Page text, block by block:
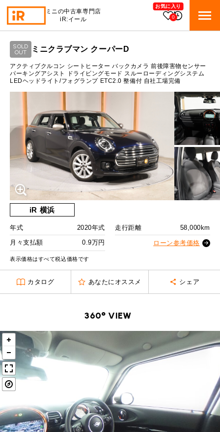
ミニの中古車専門店
iR:イール
お気に入り
0
BMW MINI BMWミニ 在庫検索
ROVER MINI ローバーミニ 在庫検索
TRADE 買取
TOP
iRの買取が他社よりも高い理由
売却手順
必要書類
iRで愛車を売却されたお客様の声
BMWミニ買取査定依頼
ローバーミニ買取査定依頼
MAINTENANCE メンテナンス
TOP
BMWミニ メンテナンス
ローバーミニ メンテナンス
最近の修理実績
BLOG & MEDIA ブログ＆メディア
TOP
スタッフブログ
User's Voice 購入者様の声
Movie
MINI KNOWLEDGE ミニナレッジ
BMWミニナレッジ
ローバーミニナレッジ
ABOUT iR iRについて
会社概要
MAP
RECRUIT 採用情報
工場
お問い合わせ
BMW MINIサービス工場
iR TECH FACTORY
ROVER MINIサービス工場
iR MAKERS
TEL
MAP
買取
査定依頼
購入相談
営業時間
10:00～18:00
定休日
月曜日（祝日の場合は火曜日）
月々支払額 1.4
総支払額 213.7 万円
頭金 30 万円
支払回数 84 回
ボーナス支払回数/年 2 回
内訳
2回目以降 13,500 円
ボーナス月追加額 円
残価ローンの場合
総支払額 222.3 万円
頭金 30 万円
残価
支払回数
ボーナス支払回数/年 回
内訳
SOLD
OUT
ミニクラブマン クーパーD
アクティブクルコン シートヒーター バックカメラ 前後障害物センサー
パーキングアシスト ドライビングモード スルーローディングシステム
LEDヘッドライト/フォグランプ ETC2.0 整備付 自社工場完備
iR 横浜
年式 2020年式 走行距離
58,000km
月々支払額
0.9万円 ローン参考価格
表示価格はすべて税込価格です
カタログ あなたにオススメ シェア
360° VIEW